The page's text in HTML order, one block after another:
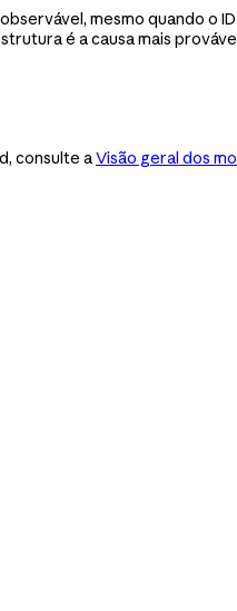
mesmo quando o
é a causa mais
consulte aVisão geral dos